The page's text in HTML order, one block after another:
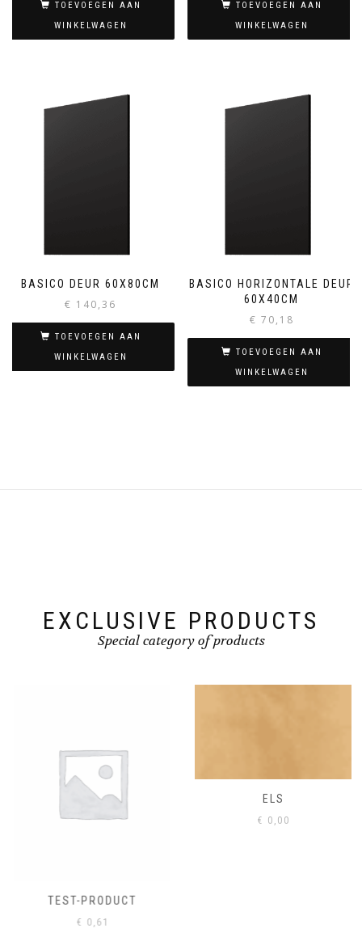
TOEVOEGEN AAN
WINKELWAGEN
TOEVOEGEN AAN
WINKELWAGEN
BASICO DEUR 60X80CM
€ 140,36
TOEVOEGEN AAN
WINKELWAGEN
BASICO HORIZONTALE DEUR
60X40CM
€ 70,18
TOEVOEGEN AAN
WINKELWAGEN
EXCLUSIVE PRODUCTS
Special category of products
TEST-PRODUCT
€0,61
ELS
€0,00